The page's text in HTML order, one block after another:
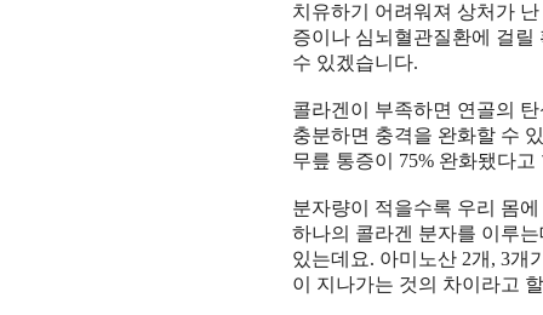
치유하기 어려워져 상처가
증이나 심뇌혈관질환에 걸
수 있겠습니다.
콜라겐이 부족하면 연골의
충분하면 충격을 완화할 수
무릎 통증이 75% 완화됐다고
분자량이 적을수록 우리 몸
하나의 콜라겐 분자를 이루
있는데요. 아미노산 2개 , 3개
이 지나가는 것의 차이라고